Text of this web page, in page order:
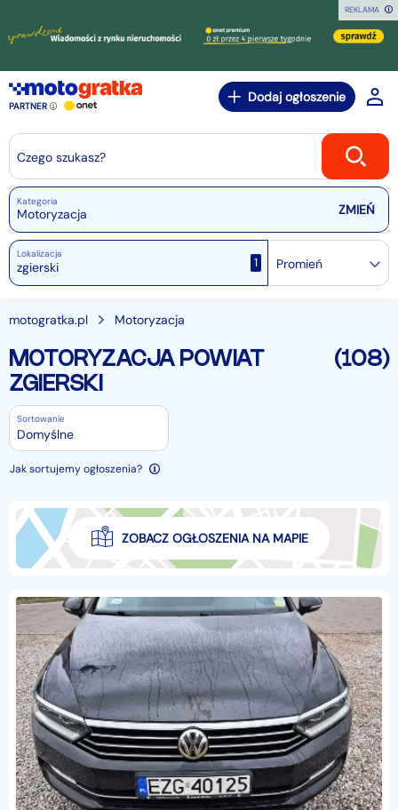
REKLAMA
PARTNER
Dodaj ogłoszenie
Czego szukasz?
Kategoria
Motoryzacja
Lokalizacja
1 Promień
motogratka.pl Motoryzacja
MOTORYZACJA POWIAT
ZGIERSKI
(108)
Sortowanie
Domyślne
Jak sortujemy ogłoszenia?
ZOBACZ OGŁOSZENIA NA MAPIE